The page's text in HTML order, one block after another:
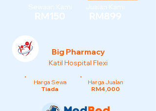
Sewaan Kami
RM150
Jualan Kami
RM899
Big Pharmacy
Katil Hospital Flexi
Harga Sewa
Tiada
Harga Jualan
RM4,000